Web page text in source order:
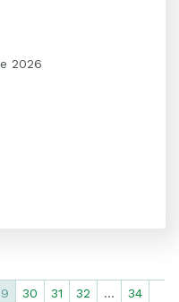
2026
30 31 32 …
34